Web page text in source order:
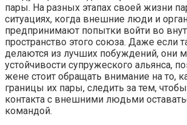
пары. На разных этапах своей жизни
ситуациях, когда внешние люди и
предпринимают попытки войти во
пространство этого союза. Даже если
делаются из лучших побуждений, они
устойчивости супружеского альянса,
жене стоит обращать внимание на то,
границы их пары, следить за тем,
контакта с внешними людьми
командой.